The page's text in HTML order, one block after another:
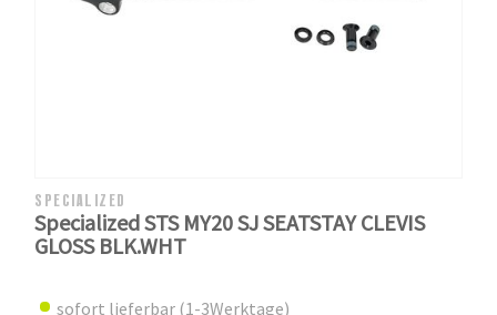
SPECIALIZED
Specialized STS MY20 SJ SEATSTAY CLEVIS
GLOSS BLK.WHT
sofort lieferbar (1-3Werktage)